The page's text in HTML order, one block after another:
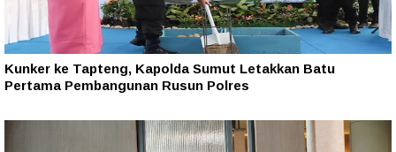
Kunker ke Tapteng, Kapolda Sumut Letakkan Batu
Pertama Pembangunan Rusun Polres